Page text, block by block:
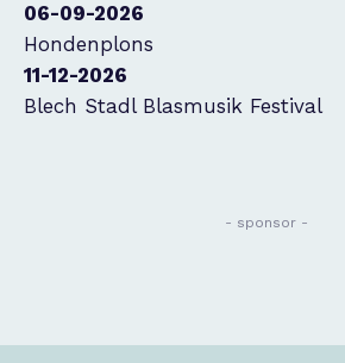
06-09-2026
Hondenplons
11-12-2026
Blech Stadl Blasmusik Festival
- sponsor -